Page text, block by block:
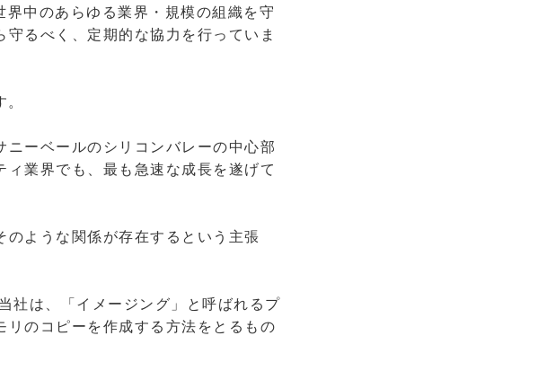
界中のあらゆる業界・規模の組織を守
るべく、定期的な協力を行っていま
ニーベールのシリコンバレーの中心部
業界でも、最も急速な成長を遂げて
のような関係が存在するという主張
社は、「イメージング」と呼ばれるプ
のコピーを作成する方法をとるもの